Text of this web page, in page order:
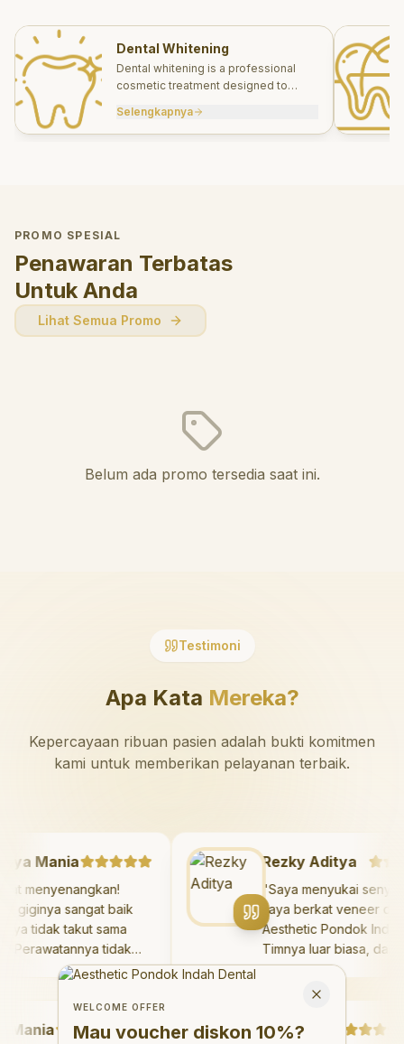
Dental Whitening
Dental whitening is a professional
cosmetic treatment designed to
effectively.
Selengkapnya
PROMO SPESIAL
Penawaran Terbatas
Untuk Anda
Lihat Semua Promo
Belum ada promo tersedia saat ini.
Testimoni
Apa Kata Mereka?
Kepercayaan ribuan pasien adalah bukti komitmen
kami untuk memberikan pelayanan terbaik.
Mania
Sangat menyenangkan!
giginya sangat baik
saya tidak takut sama
Perawatannya tidak
dan saya bisa bermain
suka pergi ke dokter
sekarang!"
Rezky Aditya
"Saya menyukai
saya berkat veneer
Aesthetic Pondok
Timnya luar biasa,
hasilnya melebihi
saya. Saya
hari.
Welcome Offer
Mau voucher diskon <strong>10%</strong>?
WELCOME OFFER
Mau voucher diskon 10%?
Close